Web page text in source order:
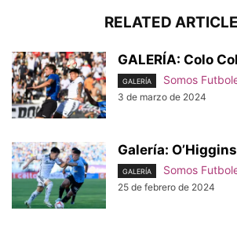
RELATED
GALERÍA: Colo
GALERÍA Somos
3 de marzo de 2024
Galería:
GALERÍA Somos
25 de febrero de 2024